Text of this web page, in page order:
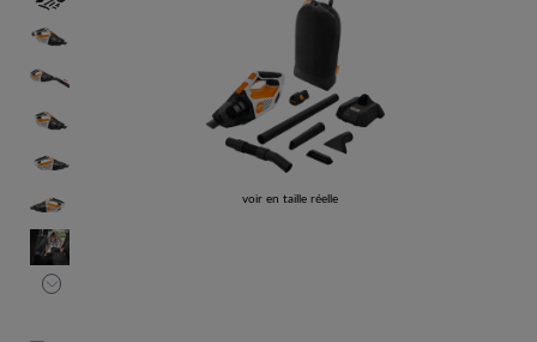
voir en taille réelle